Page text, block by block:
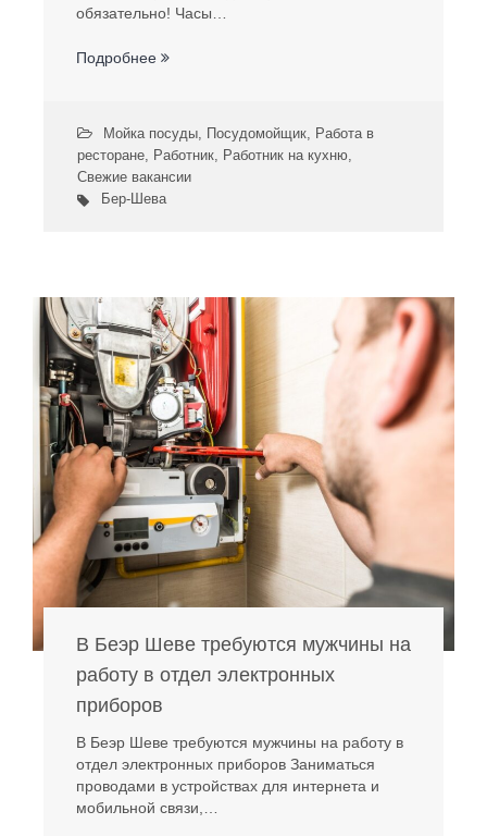
обязательно! Часы…
Подробнее
Мойка посуды, Посудомойщик, Работа в
ресторане, Работник, Работник на кухню,
Свежие вакансии
Бер-Шева
В Беэр Шеве требуются мужчины на
работу в отдел электронных
приборов
В Беэр Шеве требуются мужчины на работу в
отдел электронных приборов Заниматься
проводами в устройствах для интернета и
мобильной связи,…